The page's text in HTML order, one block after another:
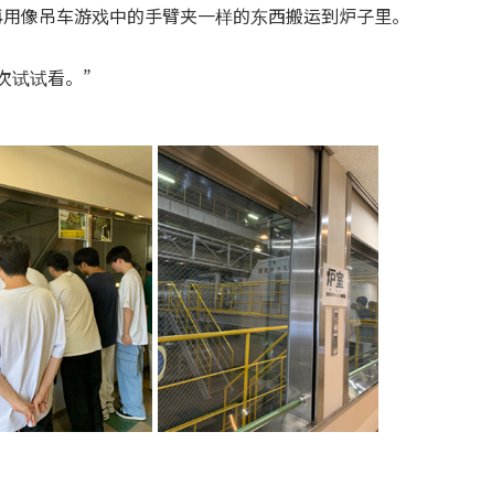
像吊车游戏中的手臂夹一样的东西搬运到炉子里。
试试看。”